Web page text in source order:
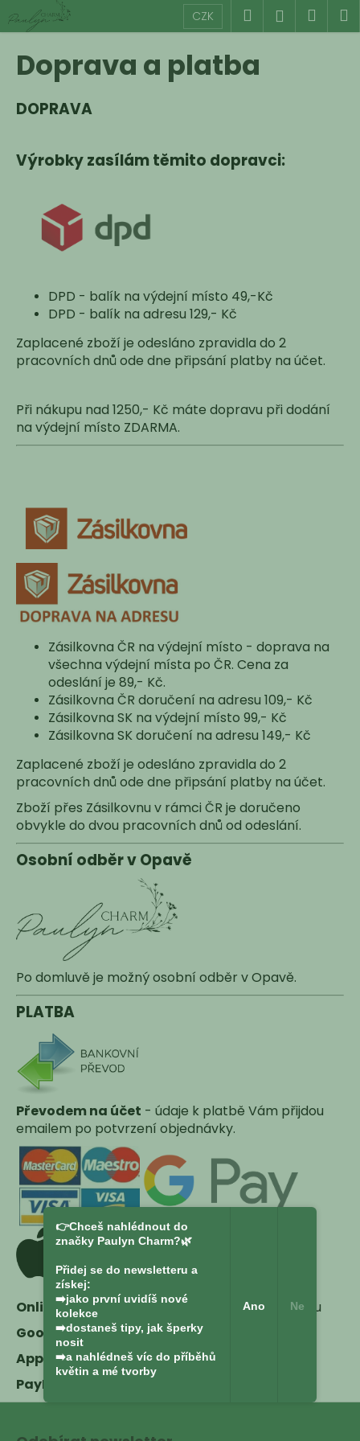
na
obsah
CZK Hledat
Doprava a platba
DOPRAVA
Výrobky zasílám těmito dopravci:
DPD - balík na výdejní místo 49,-Kč
DPD - balík na adresu 129,- Kč
Zaplacené zboží je odesláno zpravidla do 2
pracovních dnů ode dne připsání platby na účet.
Při nákupu nad 1250,- Kč máte dopravu při dodání
na výdejní místo ZDARMA.
Zásilkovna ČR na výdejní místo - doprava na
všechna výdejní místa po ČR. Cena za
odeslání je 89,- Kč.
Zásilkovna ČR doručení na adresu 109,- Kč
Zásilkovna SK na výdejní místo 99,- Kč
Zásilkovna SK doručení na adresu 149,- Kč
Zaplacené zboží je odesláno zpravidla do 2
pracovních dnů ode dne připsání platby na účet.
Zboží přes Zásilkovnu v rámci ČR je doručeno
obvykle do dvou pracovních dnů od odeslání.
Osobní odběr v Opavě
Po domluvě je možný osobní odběr v Opavě.
PLATBA
Převodem na účet - údaje k platbě Vám přijdou
emailem po potvrzení objednávky.
Online kartou - bezhotovostně platební kartou
Google Pay
Apple Pay
PayPal
K
o
o
o
t
e
n
j
í
t
D
j
e
m
e
👉Chceš nahlédnout do
značky Paulyn Charm?🌿
Přidej se do newsletteru a
získej:
➡️jako první uvidíš nové
kolekce
➡️dostaneš tipy, jak šperky
nosit
➡️a nahlédneš víc do příběhů
květin a mé tvorby
Ano Ne